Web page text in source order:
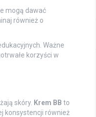
mogą dawać
również o
Ważne
korzyści w
skóry. Krem BB to
konsystencji również